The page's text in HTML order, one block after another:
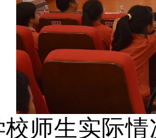
师生实际